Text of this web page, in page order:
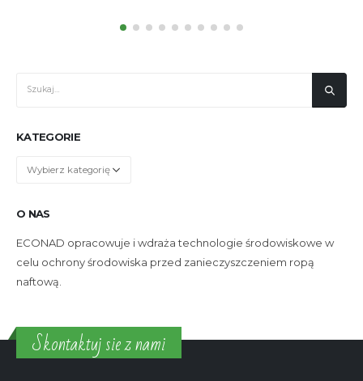
KATEGORIE
Kategorie
O NAS
ECONAD opracowuje i wdraża technologie środowiskowe w
celu ochrony środowiska przed zanieczyszczeniem ropą
naftową.
Skontaktuj sie z nami